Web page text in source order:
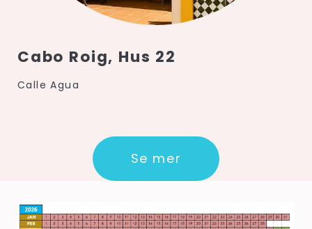
Cabo Roig, Hus 22
Calle Agua
Se mer